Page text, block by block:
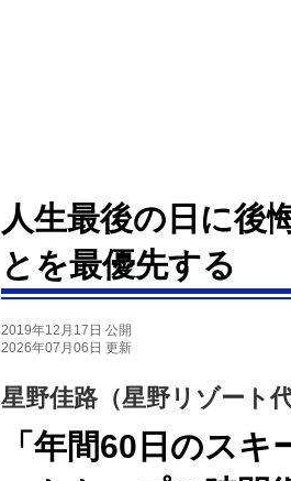
人生最後の日に後
とを最優先する
2019年12月17日 公開
2026年07月06日 更新
星野佳路（星野リゾート代
「年間60日のス